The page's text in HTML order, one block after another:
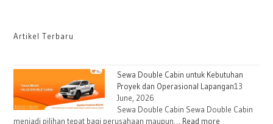
Artikel Terbaru
Sewa Double Cabin untuk Kebutuhan
Proyek dan Operasional Lapangan13
June, 2026
Sewa Double Cabin Sewa Double Cabin
menjadi pilihan tepat bagi perusahaan maupun… Read more